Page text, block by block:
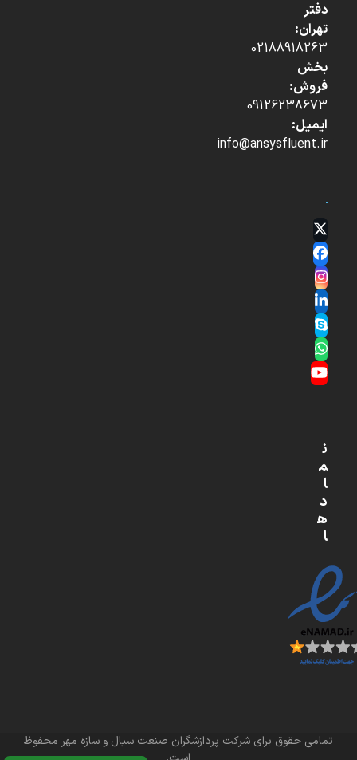
دفتر
تهران:
02188918263
بخش
فروش:
09126238673
ایمیل:
info@ansysfluent.ir
Twitter
(deprecated)
Facebook
Instagram
LinkedIn
Skype
Whatsapp
YouTube
ن
م
ا
د
ه
ا
تمامی حقوق برای شرکت پردازشگران صنعت سیال و سازه مهر محفوظ